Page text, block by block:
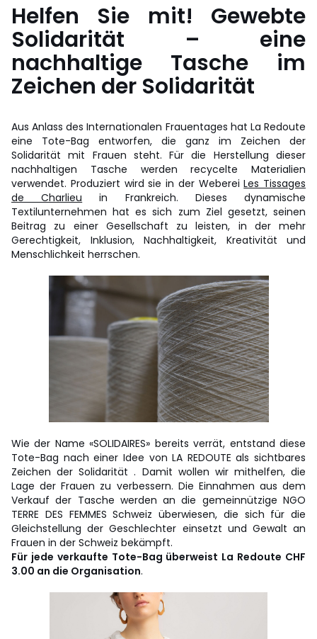
Helfen Sie mit! Gewebte
Solidarität – eine
nachhaltige Tasche im
Zeichen der Solidarität
Aus Anlass des Internationalen Frauentages hat La Redoute
eine Tote-Bag entworfen, die ganz im Zeichen der
Solidarität mit Frauen steht. Für die Herstellung dieser
nachhaltigen Tasche werden recycelte Materialien
verwendet. Produziert wird sie in der WebereiLes Tissages
de Charlieu in Frankreich. Dieses dynamische
Textilunternehmen hat es sich zum Ziel gesetzt, seinen
Beitrag zu einer Gesellschaft zu leisten, in der mehr
Gerechtigkeit, Inklusion, Nachhaltigkeit, Kreativität und
Menschlichkeit herrschen.
Wie der Name «SOLIDAIRES» bereits verrät, entstand diese
Tote-Bag nach einer Idee von LA REDOUTE als sichtbares
Zeichen der Solidarität . Damit wollen wir mithelfen, die
Lage der Frauen zu verbessern. Die Einnahmen aus dem
Verkauf der Tasche werden an die gemeinnützige NGO
TERRE DES FEMMES Schweiz überwiesen, die sich für die
Gleichstellung der Geschlechter einsetzt und Gewalt an
Frauen in der Schweiz bekämpft.
Für jede verkaufte Tote-Bag überweist La Redoute CHF
3.00 an die Organisation.